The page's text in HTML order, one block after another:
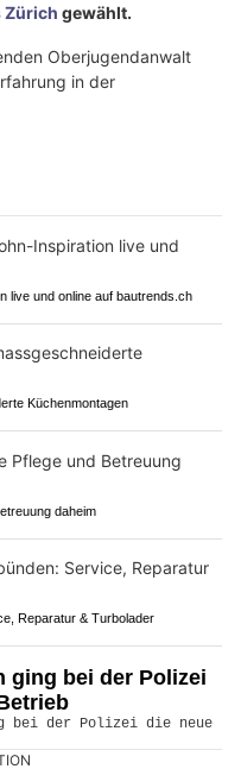
Zürich gewählt.
Oberjugendanwalt
in der
live und online auf bautrends.ch
Küchenmontagen
daheim
Reparatur & Turbolader
ging bei der Polizei